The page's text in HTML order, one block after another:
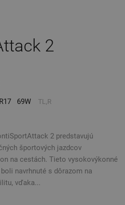
2
R17 69W TL,R
2 predstavujú
športových jazdcov
na cestách. Tieto vysokovýkonné
navrhnuté s dôrazom na
vďaka...